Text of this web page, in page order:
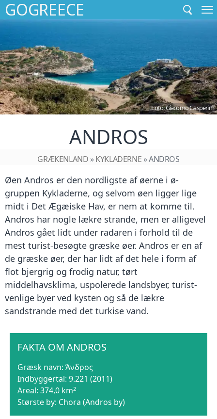
GOGREECE
GÅ
TIL
Foto:Giacomo Gasperini
ANDROS
GRÆKENLAND »KYKLADERNE » ANDROS
Øen Andros er den nordligste af øerne i ø-
gruppen Kykladerne, og selvom øen ligger lige
midt i Det Ægæiske Hav, er nem at komme til.
Andros har nogle lækre strande, men er alligevel
Andros gået lidt under radaren i forhold til de
mest turist-besøgte græske øer. Andros er en af
de græske øer, der har lidt af det hele i form af
flot bjergrig og frodig natur, tørt
middelhavsklima, uspolerede landsbyer, turist-
venlige byer ved kysten og så de lækre
sandstrande med det turkise vand.
FAKTA OM ANDROS
Græsk navn: Άνδρος
Indbyggertal: 9.221 (2011)
Areal: 374,0 km2
Største by: Chora (Andros by)